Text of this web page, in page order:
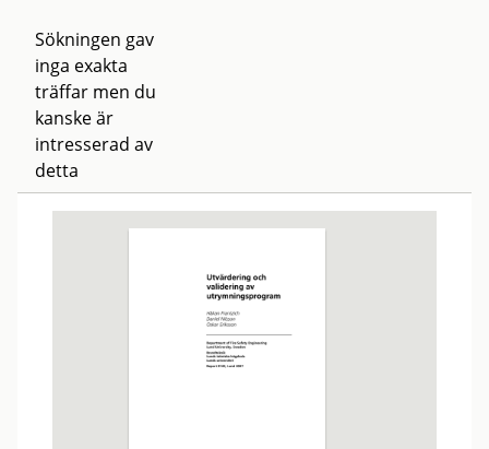
Sökningen gav
inga exakta
träffar men du
kanske är
intresserad av
detta